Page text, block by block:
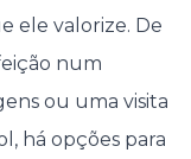
ele valorize. De
num
ou uma visita
há opções para